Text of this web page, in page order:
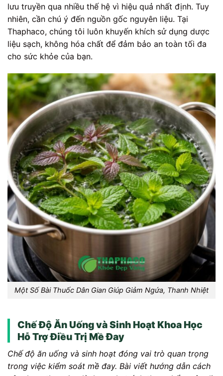
lưu truyền qua nhiều thế hệ vì hiệu quả nhất định. Tuy
nhiên, cần chú ý đến nguồn gốc nguyên liệu. Tại
Thaphaco, chúng tôi luôn khuyến khích sử dụng dược
liệu sạch, không hóa chất để đảm bảo an toàn tối đa
cho sức khỏe của bạn.
Một Số Bài Thuốc Dân Gian Giúp Giảm Ngứa, Thanh Nhiệt
Chế Độ Ăn Uống và Sinh Hoạt Khoa Học
Hỗ Trợ Điều Trị Mề Đay
Chế độ ăn uống và sinh hoạt đóng vai trò quan trọng
trong việc kiểm soát mề đay. Bài viết hướng dẫn cách